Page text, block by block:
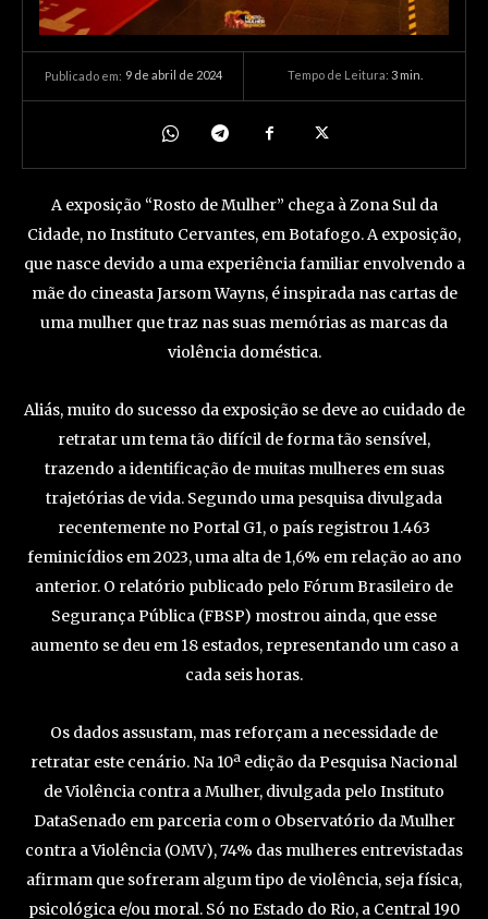
Publicado em: 9 de abril de 2024 Tempo de Leitura: 3min.
A exposição “Rosto de Mulher” chega à Zona Sul da
Cidade, no Instituto Cervantes, em Botafogo. A exposição,
que nasce devido a uma experiência familiar envolvendo a
mãe do cineasta Jarsom Wayns, é inspirada nas cartas de
uma mulher que traz nas suas memórias as marcas da
violência doméstica.
Aliás, muito do sucesso da exposição se deve ao cuidado de
retratar um tema tão difícil de forma tão sensível,
trazendo a identificação de muitas mulheres em suas
trajetórias de vida. Segundo uma pesquisa divulgada
recentemente no Portal G1, o país registrou 1.463
feminicídios em 2023, uma alta de 1,6% em relação ao ano
anterior. O relatório publicado pelo Fórum Brasileiro de
Segurança Pública (FBSP) mostrou ainda, que esse
aumento se deu em 18 estados, representando um caso a
cada seis horas.
Os dados assustam, mas reforçam a necessidade de
retratar este cenário. Na 10ª edição da Pesquisa Nacional
de Violência contra a Mulher, divulgada pelo Instituto
DataSenado em parceria com o Observatório da Mulher
contra a Violência (OMV), 74% das mulheres entrevistadas
afirmam que sofreram algum tipo de violência, seja física,
psicológica e/ou moral. Só no Estado do Rio, a Central 190